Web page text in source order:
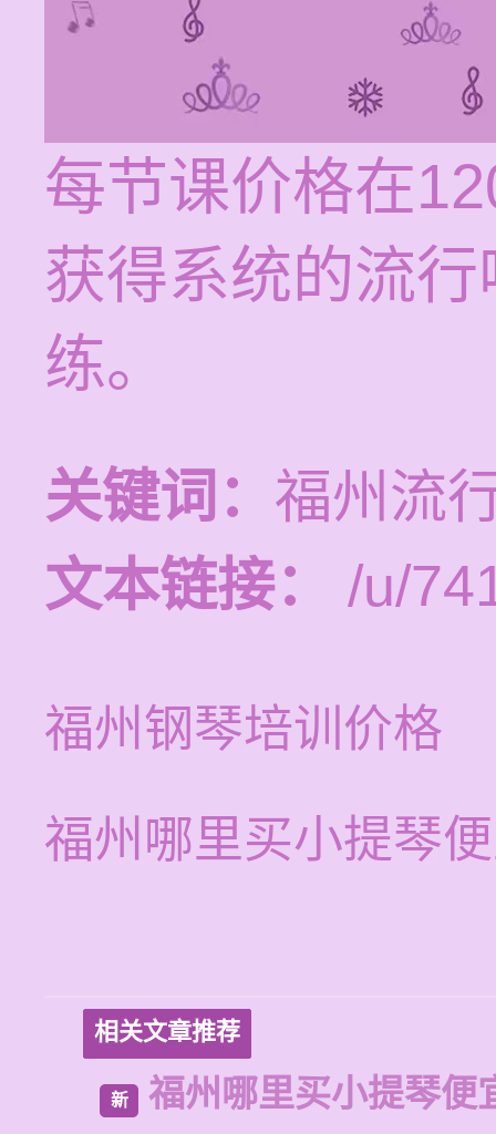
每节课价格在
获得系统的流
练。
关键词： 福州流
文本链接：
/u/
福州钢琴培训价格
福州哪里买小提琴
相关文章推荐
新 福州哪里买小提琴便